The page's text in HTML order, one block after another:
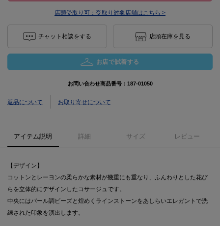
店頭受取り可： 受取り対象店舗はこちら >
チャット相談をする 店頭在庫を見る
お店で試着する
お問い合わせ商品番号： 187-01050
返品について お取り寄せについて
アイテム説明 詳細 サイズ レビュー
【デザイン】
コットンとレーヨンの柔らかな素材が幾重にも重なり、ふんわりとした花び
らを立体的にデザインしたコサージュです。
中央にはパール調ビーズと煌めくラインストーンをあしらいエレガントで洗
練された印象を演出します。